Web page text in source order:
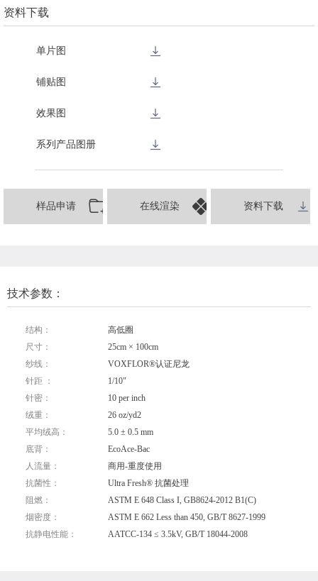
资料下载
单片图
铺贴图
效果图
系列产品图册
样品申请 在线渲染 资料下载
技术参数：
结构：
高低圈
尺寸：
25cm × 100cm
纱线：
VOXFLOR®认证尼龙
针距 ：
1/10"
针密：
10 per inch
绒重：
26 oz/yd2
平均绒高：
5.0 ± 0.5 mm
底背：
EcoAce-Bac
人流量：
商用-重度使用
抗菌性：
Ultra Fresh® 抗菌处理
阻燃：
ASTM E 648 Class I, GB8624-2012 B1(C)
烟密度：
ASTM E 662 Less than 450, GB/T 8627-1999
抗静电性能：
AATCC-134 ≤ 3.5kV, GB/T 18044-2008